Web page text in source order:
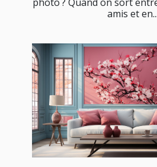
amis et en...